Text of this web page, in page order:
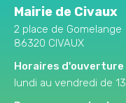
Mairie de Civaux
2 place de Gomelange
86320 CIVAUX
Horaires d'ouverture
lundi au vendredi de